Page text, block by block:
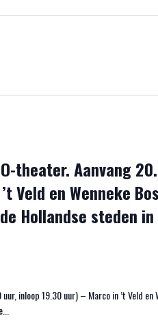
theater. Aanvang
Veld en Wenneke
Hollandse steden in
inloop 19.30 uur) – Marco in ’t Veld en